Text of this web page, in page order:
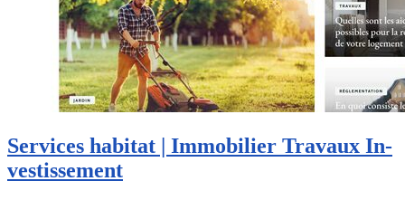
Services habitat | Immobilier Travaux In­
vestis­se­ment